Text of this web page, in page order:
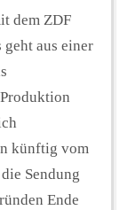
dem ZDF
aus einer
künftig vom
Sendung
Ende